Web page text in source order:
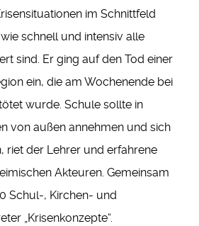
im Schnittfeld
schnell und intensiv alle
sind. Er ging auf den Tod einer
ein, die am Wochenende bei
wurde. Schule sollte in
von außen annehmen und sich
riet der Lehrer und erfahrene
Akteuren. Gemeinsam
Schul-, Kirchen- und
„Krisenkonzepte“.